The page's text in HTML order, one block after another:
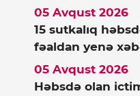
15 sutkalıq
fəaldan yenə
05 Avqust 2026
Həbsdə olan
05 Avqust 2026